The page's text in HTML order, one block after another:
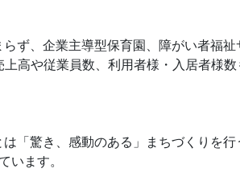
ず、企業主導型保育園、障がい者福祉
高や従業員数、利用者様・入居者様数
「驚き、感動のある」まちづくりを行
います。